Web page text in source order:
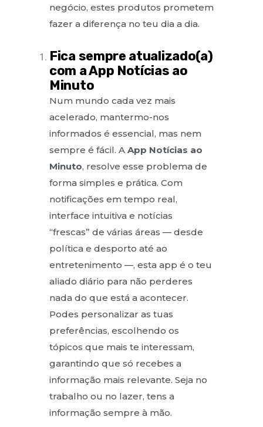
negócio, estes produtos prometem
fazer a diferença no teu dia a dia.
Fica sempre atualizado(a)
com a App Notícias ao
Minuto
Num mundo cada vez mais
acelerado, mantermo-nos
informados é essencial, mas nem
sempre é fácil. A App Notícias ao
Minuto, resolve esse problema de
forma simples e prática. Com
notificações em tempo real,
interface intuitiva e notícias
“frescas” de várias áreas — desde
política e desporto até ao
entretenimento —, esta app é o teu
aliado diário para não perderes
nada do que está a acontecer.
Podes personalizar as tuas
preferências, escolhendo os
tópicos que mais te interessam,
garantindo que só recebes a
informação mais relevante. Seja no
trabalho ou no lazer, tens a
informação sempre à mão.